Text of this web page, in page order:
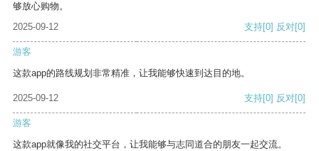
够放心购物。
2025-09-12
支持[0] 反对[0]
游客
这款app的路线规划非常精准，让我能够快速到达目的地。
2025-09-12 支持[0] 反对[0]
游客
这款app就像我的社交平台，让我能够与志同道合的朋友一起交流。